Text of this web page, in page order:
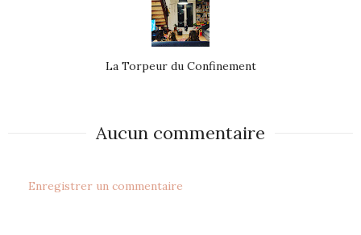
La Torpeur du Confinement
Aucun commentaire
Enregistrer un commentaire